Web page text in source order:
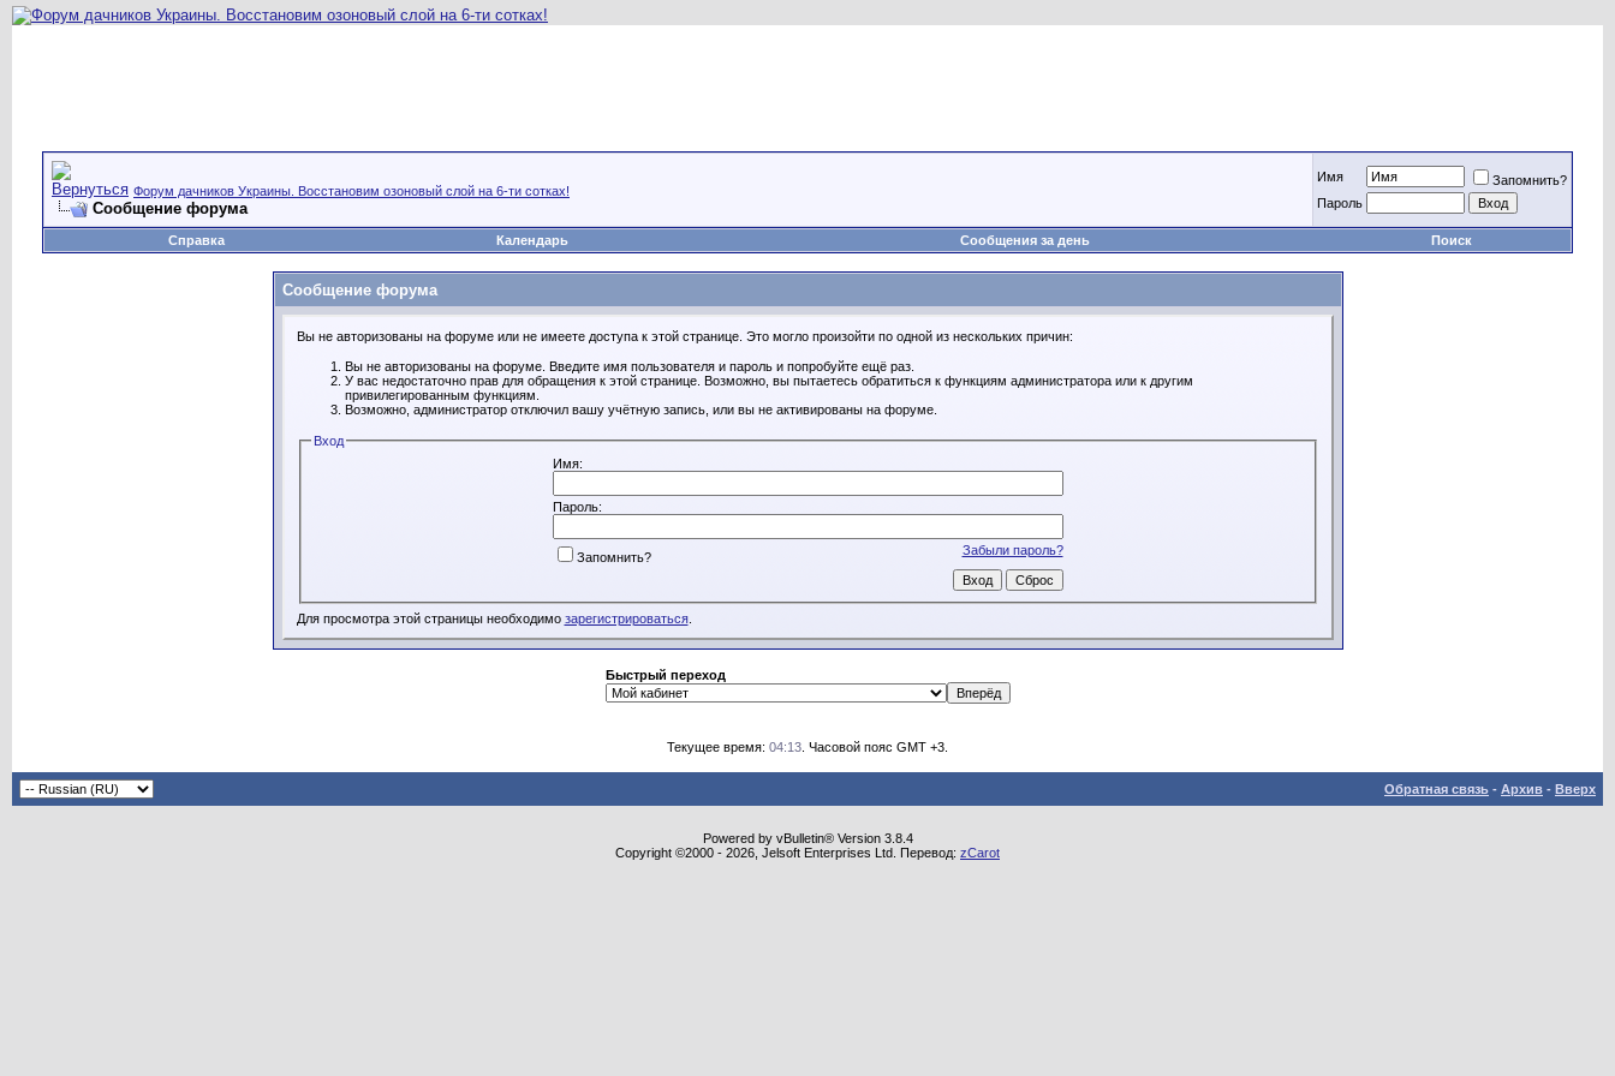
Форум дачников Украины. Восстановим озоновый слой на 6-ти сотках!
Сообщение форума
Имя
Запомнить?
Пароль
Справка Календарь Сообщения за день Поиск
Сообщение форума
Вы не авторизованы на форуме или не имеете доступа к этой странице. Это могло произойти по одной из нескольких причин:
Вы не авторизованы на форуме. Введите имя пользователя и пароль и попробуйте ещё раз.
У вас недостаточно прав для обращения к этой странице. Возможно, вы пытаетесь обратиться к функциям администратора или к другим
привилегированным функциям.
Возможно, администратор отключил вашу учётную запись, или вы не активированы на форуме.
Вход
Имя:
Пароль:
Забыли пароль?
Запомнить?
Для просмотра этой страницы необходимо зарегистрироваться.
Быстрый переход
Текущее время: 04:13 . Часовой пояс GMT +3.
Обратная связь - Архив - Вверх
Powered by vBulletin® Version 3.8.4
Copyright ©2000 - 2026, Jelsoft Enterprises Ltd. Перевод: zCarot